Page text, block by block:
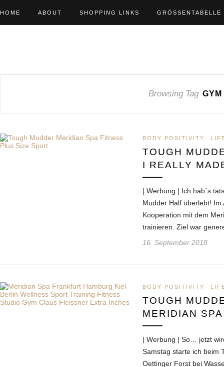
HOME ABOUT SHOPPING LINKS GRÖSSENTABELLE
Browsing Tag GYM
BODY POSITIVITY
TOUGH
I REALLY
| Werbung | Ich hab´s
Mudder Half überlebt!
Kooperation mit dem
trainieren. Ziel war
16. September 2018
BODY POSITIVITY
TOUGH
MERIDIAN SPA
| Werbung | So… jetzt
Samstag starte ich beim
Oettinger Forst bei